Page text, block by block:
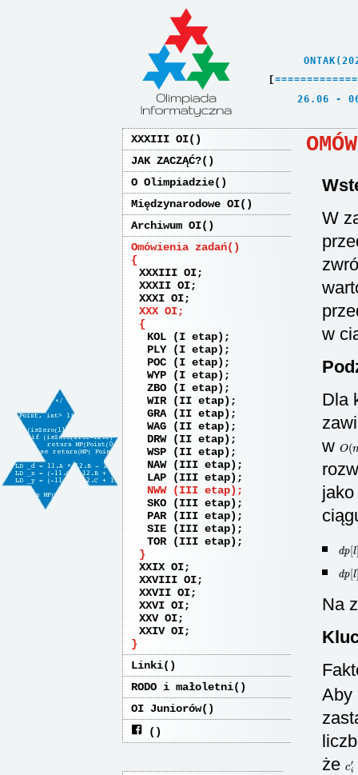
[ =============
26.06
XXXIII OI
JAK ZACZĄĆ?
O Olimpiadzie
Międzynarodowe OI
Archiwum OI
Omówienia zadań
XXXIII OI
XXXII OI
XXXI OI
XXX OI
KOL (I etap)
PLY (I etap)
POC (I etap)
WYP (I etap)
ZBO (I etap)
WIR (II etap)
GRA (II etap)
WAG (II etap)
DRW (II etap)
WSP (II etap)
NAW (III etap)
LAP (III etap)
NWW (III etap)
SKO (III etap)
PAR (III etap)
SIE (III etap)
TOR (III etap)
XXIX OI
XXVIII OI
XXVII OI
XXVI OI
XXV OI
XXIV OI
Linki
RODO i małoletni
OI Juniorów
W
w
Dla
w O(
jako
dp [l
dp [l
Na
Aby
że
i